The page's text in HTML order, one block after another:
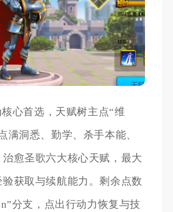
心首选，天赋树主点“维
满洞悉、勤学、杀手本能、
愈圣歌六大核心天赋，最大
获取与续航能力。剩余点数
分支，点出行动力恢复与技